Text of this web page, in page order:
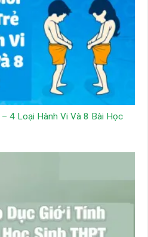
– 4 Loại Hành Vi Và 8 Bài Học